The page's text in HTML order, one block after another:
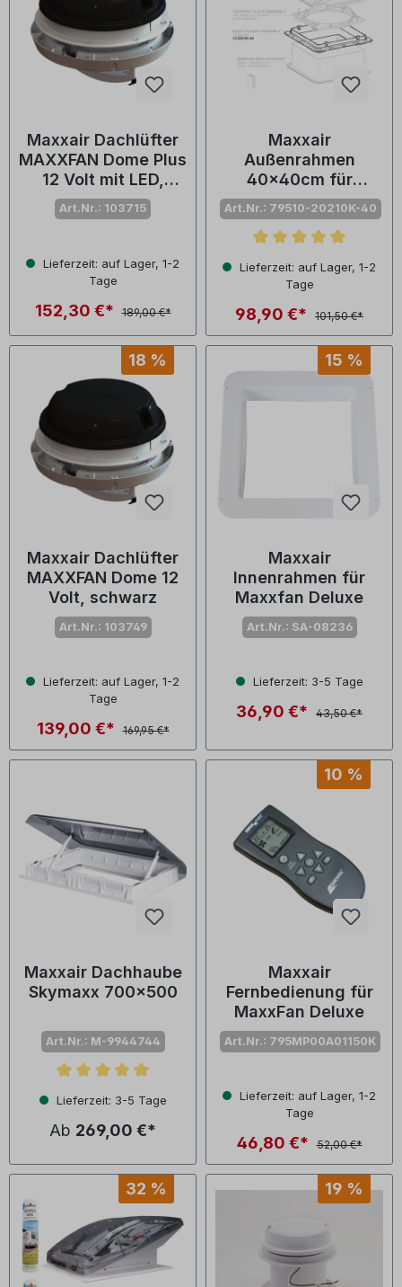
Maxxair Dachlüfter
MAXXFAN Dome Plus
12 Volt mit LED,
schwarz
Art.Nr.: 103715
Lieferzeit: auf Lager, 1-2
Tage
152,30 €* 189,00 €*
Maxxair
Außenrahmen
40x40cm für
Maxxfan Deluxe
Art.Nr.: 79510-20210K-40
Durchschnittliche
Lieferzeit: auf Lager, 1-2
Tage
98,90 €* 101,50 €*
18 %
Maxxair Dachlüfter
MAXXFAN Dome 12
Volt, schwarz
Art.Nr.: 103749
Lieferzeit: auf Lager, 1-2
Tage
139,00 €* 169,95 €*
15 %
Maxxair
Innenrahmen für
Maxxfan Deluxe
Art.Nr.: SA-08236
Lieferzeit: 3-5 Tage
36,90 €* 43,50 €*
Maxxair Dachhaube
Skymaxx 700x500
Art.Nr.: M-9944744
Durchschnittliche Bewertung von 5 von 5 Sternen
Lieferzeit: 3-5 Tage
Ab 269,00 €*
10 %
Maxxair
Fernbedienung für
MaxxFan Deluxe
Art.Nr.: 795MP00A01150K
Lieferzeit: auf Lager, 1-2
Tage
46,80 €* 52,00 €*
32 % 19 %